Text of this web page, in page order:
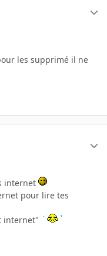
les supprimé il ne
internet
pour lire tes
internet"